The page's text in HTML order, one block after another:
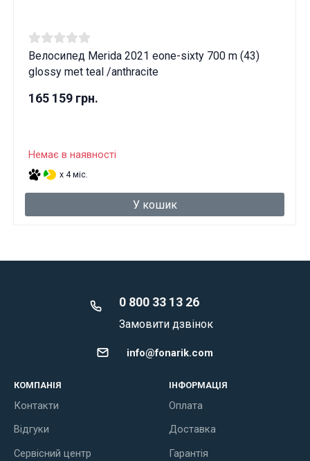
Велосипед Merida 2021 eone-sixty 700 m (43)
glossy met teal /anthracite
165 159 грн.
Немає в наявності
x 4 міс.
У кошик
0 800 33 13 26
Замовити дзвінок
info@fonarik.com
КОМПАНІЯ
Контакти
Відгуки
Сервісний центр
ІНФОРМАЦІЯ
Оплата
Доставка
Гарантія